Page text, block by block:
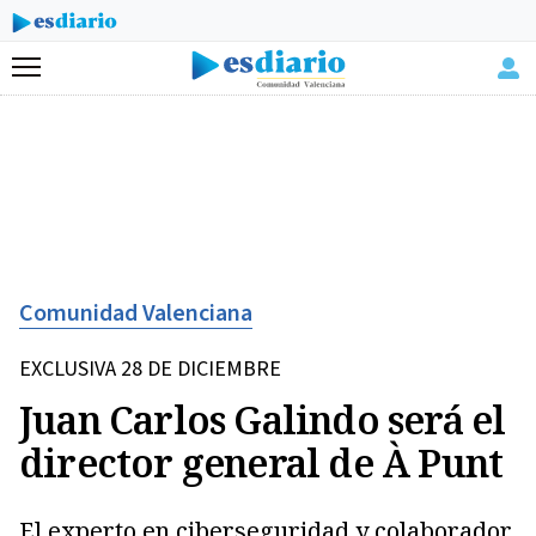
Menú
Comunidad Valenciana
EXCLUSIVA 28 DE DICIEMBRE
Juan Carlos Galindo será el
director general de À Punt